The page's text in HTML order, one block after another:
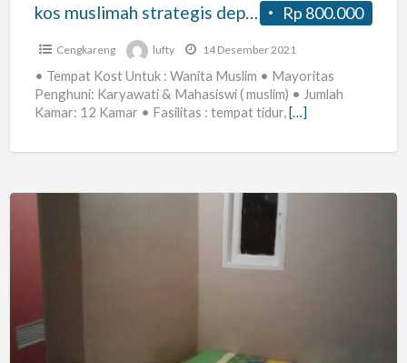
Rp 800.000
kos muslimah strategis depan PGC Cililitan Jakarta Timur
Cengkareng lufty 14 Desember 2021
• Tempat Kost Untuk : Wanita Muslim • Mayoritas
Penghuni: Karyawati & Mahasiswi ( muslim) • Jumlah
Kamar: 12 Kamar • Fasilitas : tempat tidur,[…]